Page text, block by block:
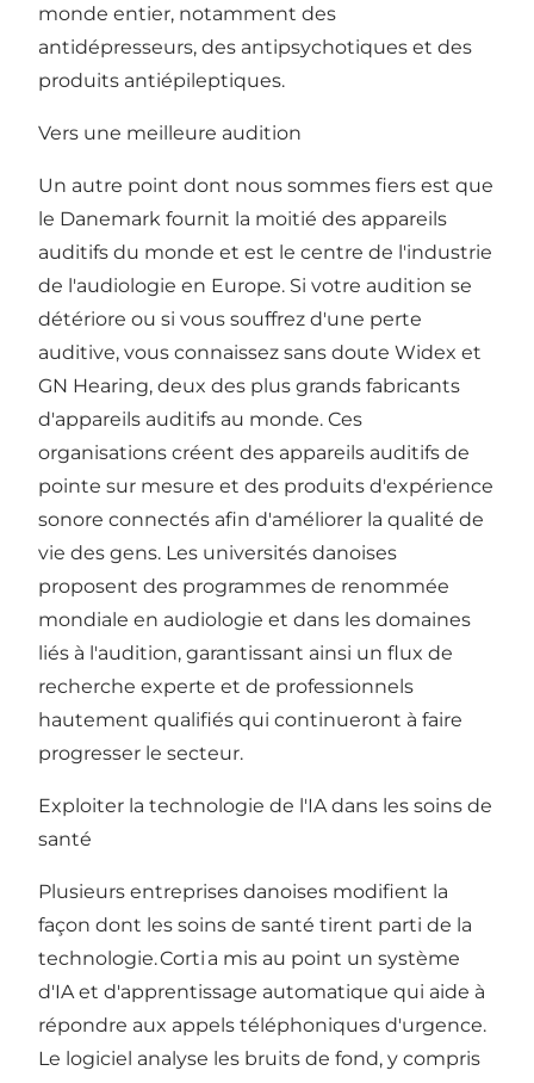
monde entier, notamment des
antidépresseurs, des antipsychotiques et des
produits antiépileptiques.
Vers une meilleure audition
Un autre point dont nous sommes fiers est que
le Danemark fournit la moitié des appareils
auditifs du monde et est le centre de l'industrie
de l'audiologie en Europe. Si votre audition se
détériore ou si vous souffrez d'une perte
auditive, vous connaissez sans doute Widex et
GN Hearing, deux des plus grands fabricants
d'appareils auditifs au monde. Ces
organisations créent des appareils auditifs de
pointe sur mesure et des produits d'expérience
sonore connectés afin d'améliorer la qualité de
vie des gens. Les universités danoises
proposent des programmes de renommée
mondiale en audiologie et dans les domaines
liés à l'audition, garantissant ainsi un flux de
recherche experte et de professionnels
hautement qualifiés qui continueront à faire
progresser le secteur.
Exploiter la technologie de l'IA dans les soins de
santé
Plusieurs entreprises danoises modifient la
façon dont les soins de santé tirent parti de la
technologie.Corti a mis au point un système
d'IA et d'apprentissage automatique qui aide à
répondre aux appels téléphoniques d'urgence.
Le logiciel analyse les bruits de fond, y compris